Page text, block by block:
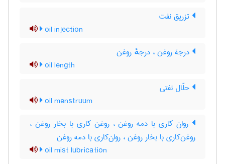
تزریق نفت
oil injection
درجۀ روغن ، درجهٔ روغن
oil length
حلّال نفتی
oil menstruum
روان کاری با دمه روغن ، روغن کاری با بخار روغن ،
روغن‌کاری با بخار روغن ، روان‌کاری با دمه روغن
oil mist lubrication